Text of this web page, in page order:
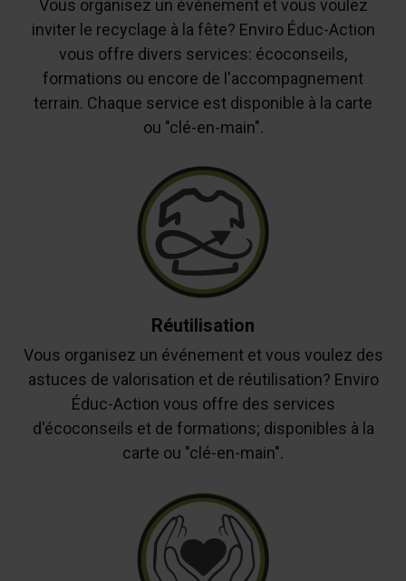
Vous organisez un événement et vous voulez
inviter le recyclage à la fête? Enviro Éduc-Action
vous offre divers services: écoconseils,
formations ou encore de l'accompagnement
terrain. Chaque service est disponible à la carte
ou "clé-en-main".
Réutilisation
Vous organisez un événement et vous voulez des
astuces de valorisation et de réutilisation? Enviro
Éduc-Action vous offre des services
d'écoconseils et de formations; disponibles à la
carte ou "clé-en-main".